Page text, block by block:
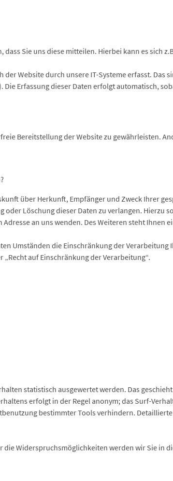
Sie uns diese mitteilen. Hierbei kann es sich
Website durch unsere IT-Systeme erfasst. Das
Erfassung dieser Daten erfolgt automatisch,
Bereitstellung der Website zu gewährleisten.
über Herkunft, Empfänger und Zweck Ihrer
Löschung dieser Daten zu verlangen. Hierzu
an uns wenden. Des Weiteren steht Ihnen
Umständen die Einschränkung der
auf Einschränkung der Verarbeitung“.
statistisch ausgewertet werden. Das
erfolgt in der Regel anonym; das Surf-
bestimmter Tools verhindern.
die Widerspruchsmöglichkeiten werden wir Sie in